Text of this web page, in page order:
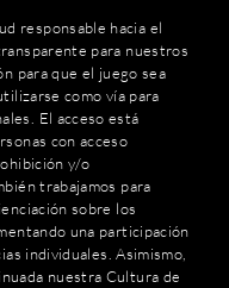
responsable hacia el
para nuestros
para que el juego sea
como vía para
El acceso está
con acceso
y/o
trabajamos para
sobre los
una participación
individuales. Asimismo,
nuestra Cultura de